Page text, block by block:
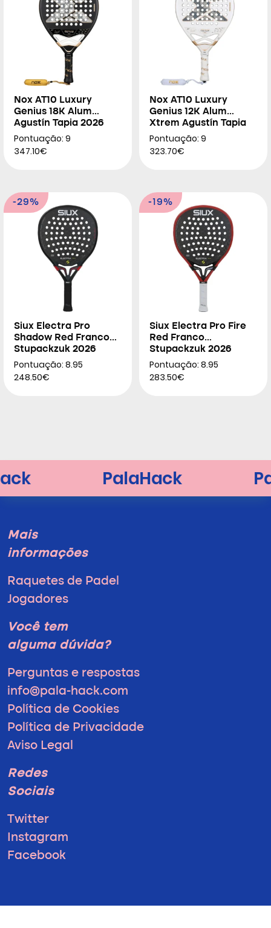
Nox AT10 Luxury
Genius 18K Alum
Agustín Tapia 2026
Pontuação: 9
347.10€
Nox AT10 Luxury
Genius 12K Alum
Xtrem Agustín Tapia
2026
Pontuação: 9
323.70€
-29%
Siux Electra Pro
Shadow Red Franco
Stupackzuk 2026
Pontuação: 8.95
248.50€
-19%
Siux Electra Pro Fire
Red Franco
Stupackzuk 2026
Pontuação: 8.95
283.50€
Mais
informações
Raquetes de Padel
Jogadores
Você tem
alguma dúvida?
Perguntas e respostas
info@pala-hack.com
Política de Cookies
Política de Privacidade
Aviso Legal
Redes
Sociais
Twitter
Instagram
Facebook